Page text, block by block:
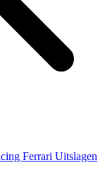
Ferrari Uitslagen